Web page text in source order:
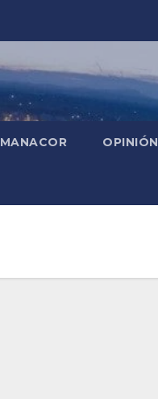
MANACOR OPINIÓN